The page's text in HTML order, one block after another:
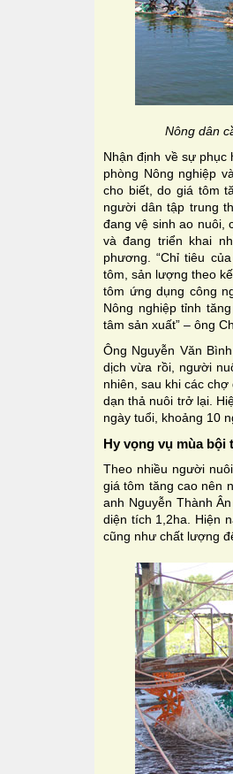
Nông dân
Nhận định về sự phục
phòng Nông nghiệp
cho biết, do giá tôm
người dân tập trung
đang vệ sinh ao nuôi,
và đang triển khai
phương. “Chỉ tiêu
tôm, sản lượng theo
tôm ứng dụng công
Nông nghiệp tỉnh
tâm sản xuất” – ông
Ông Nguyễn Văn
dịch vừa rồi, người
nhiên, sau khi các
dạn thả nuôi trở lại.
ngày tuổi, khoảng 10
Hy vọng vụ mùa bội
Theo nhiều người
giá tôm tăng cao nên
anh Nguyễn Thành
diện tích 1,2ha. Hiện
cũng như chất lượng